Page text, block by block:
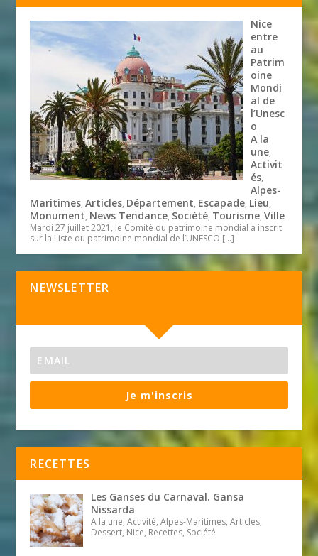
Nice
entre
au
Patrim
oine
Mondi
al de
l’Unesc
o
A la
une,
Activit
és,
Alpes-
Maritimes,Articles, Département, Escapade, Lieu,
Monument, News Tendance, Société, Tourisme,Ville
Mardi 27 juillet 2021, le Comité du patrimoine mondial a inscrit
sur la Liste du patrimoine mondial de l’UNESCO […]
NEWSLETTER
Je m'inscris
RECETTES
Les Ganses du Carnaval. Gansa
Nissarda
A la une, Activité, Alpes-Maritimes, Articles,
Dessert, Nice, Recettes, Société